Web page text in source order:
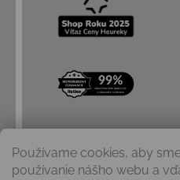
Používame cookies, aby
používanie nášho webu a